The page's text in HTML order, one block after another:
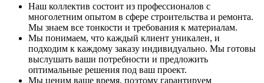
Наш коллектив состоит из профессионалов с
многолетним опытом в сфере строительства и ремонта.
Мы знаем все тонкости и требования к материалам.
Мы понимаем, что каждый клиент уникален, и
подходим к каждому заказу индивидуально. Мы готовы
выслушать ваши потребности и предложить
оптимальные решения под ваш проект.
Мы ценим ваше время, поэтому гарантируем